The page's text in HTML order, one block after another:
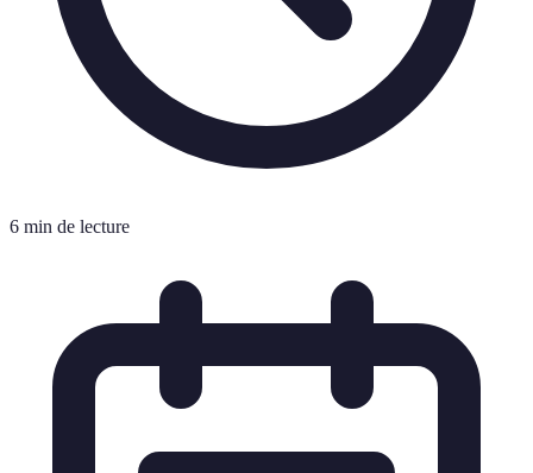
6 min de lecture